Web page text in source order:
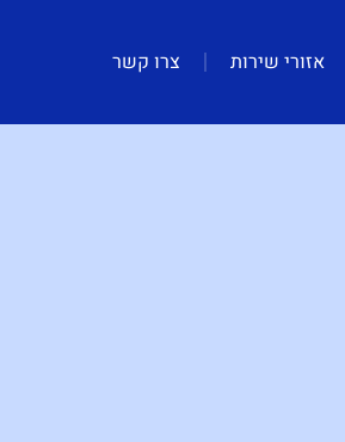
אזורי שירות צרו קשר